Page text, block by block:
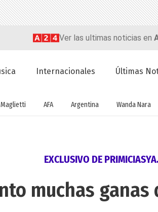
Ver las ultimas noticias en
Internacionales Últimas
AFA Argentina Wanda Nara
EXCLUSIVO DE
muchas